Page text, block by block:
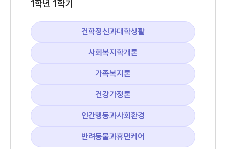
1학년 1학기
건학정신과대학생활
사회복지학개론
가족복지론
건강가정론
인간행동과사회환경
반려동물과휴먼케어